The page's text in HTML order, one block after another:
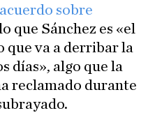
sobre
que Sánchez es «el
que va a derribar la
días», algo que la
reclamado durante